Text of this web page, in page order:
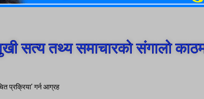
सत्य तथ्य समाचारको संगालो
प्रक्रिया’ गर्न आग्रह